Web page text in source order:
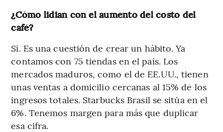
¿Cómo lidian con el aumento del costo del
café?
Sí. Es una cuestión de crear un hábito. Ya
contamos con 75 tiendas en el país. Los
mercados maduros, como el de EE.UU., tienen
unas ventas a domicilio cercanas al 15% de los
ingresos totales. Starbucks Brasil se sitúa en el
6%. Tenemos margen para más que duplicar
esa cifra.